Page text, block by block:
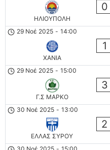
ΗΛΙΟΥΠΟΛΗ
0
29 Νοέ 2025 - 14:00
ΧΑΝΙΑ
1
29 Νοέ 2025 - 15:00
Γ.Σ ΜΑΡΚΟ
3
30 Νοέ 2025 - 13:00
ΕΛΛΑΣ ΣΥΡΟΥ
2